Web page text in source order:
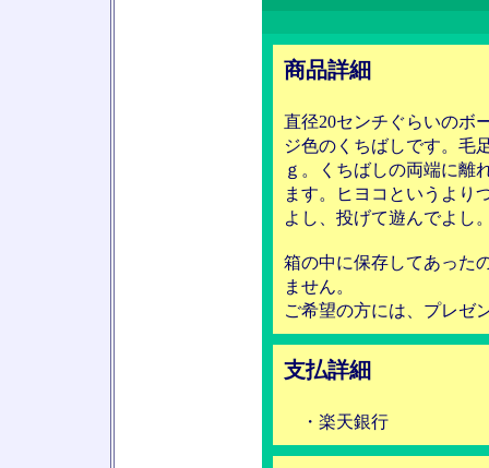
商品詳細
直径20センチぐらいのボ
ジ色のくちばしです。毛
ｇ。くちばしの両端に離
ます。ヒヨコというより
よし、投げて遊んでよし
箱の中に保存してあった
ません。
ご希望の方には、プレゼ
支払詳細
・楽天銀行